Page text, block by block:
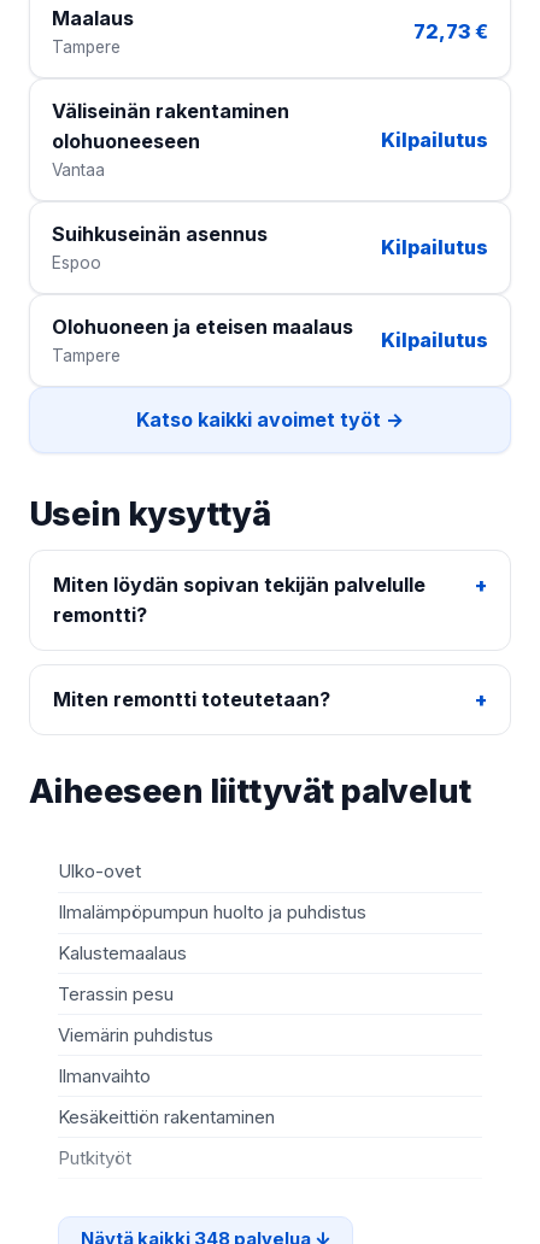
Maalaus
Tampere
72,73 €
Väliseinän rakentaminen
olohuoneeseen
Vantaa
Kilpailutus
Suihkuseinän asennus
Espoo
Kilpailutus
Olohuoneen ja eteisen maalaus
Tampere
Kilpailutus
Katso kaikki avoimet työt →
Usein kysyttyä
Miten löydän sopivan tekijän palvelulle
remontti?
Miten remontti toteutetaan?
Aiheeseen liittyvät palvelut
Ulko-ovet
Ilmalämpöpumpun huolto ja puhdistus
Kalustemaalaus
Terassin pesu
Viemärin puhdistus
Ilmanvaihto
Kesäkeittiön rakentaminen
Putkityöt
Näytä kaikki 348 palvelua